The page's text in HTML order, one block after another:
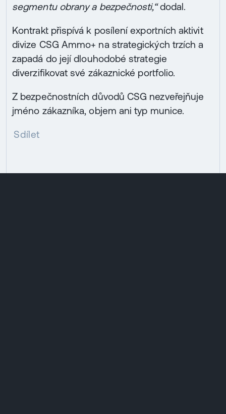
segmentu obrany a bezpečnosti,“dodal.
Kontrakt přispívá k posílení exportních aktivit
divize CSG Ammo+ na strategických trzích a
zapadá do její dlouhodobé strategie
diverzifikovat své zákaznické portfolio.
Z bezpečnostních důvodů CSG nezveřejňuje
jméno zákazníka, objem ani typ munice.
Sdílet